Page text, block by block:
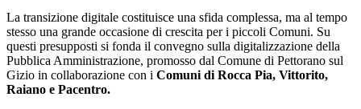
La transizione digitale costituisce una sfida complessa, ma al tempo
stesso una grande occasione di crescita per i piccoli Comuni. Su
questi presupposti si fonda il convegno sulla digitalizzazione della
Pubblica Amministrazione, promosso dal Comune di Pettorano sul
Gizio in collaborazione con i Comuni di Rocca Pia, Vittorito,
Raiano e Pacentro.